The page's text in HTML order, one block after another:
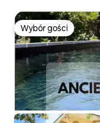
Wybór gości
Wybór gości